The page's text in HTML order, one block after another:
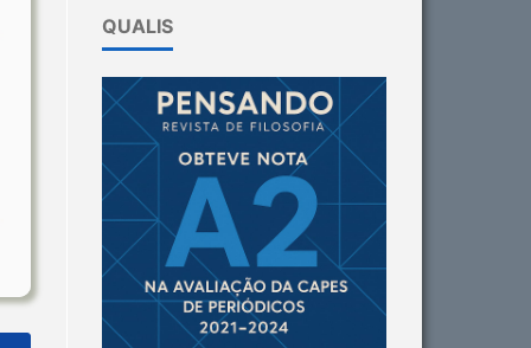
QUALIS